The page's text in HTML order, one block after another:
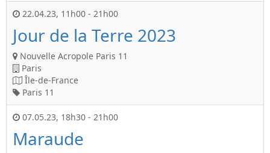
22.04.23, 11h00 - 21h00
Jour de la Terre 2023
Nouvelle Acropole Paris 11
Paris
Île-de-France
Paris 11
07.05.23, 18h30 - 21h00
Maraude